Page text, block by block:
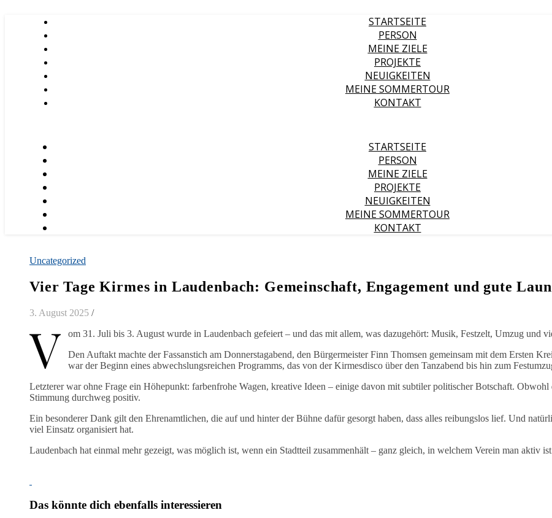
STARTSEITE
PERSON
MEINE ZIELE
PROJEKTE
NEUIGKEITEN
MEINE SOMMERTOUR
KONTAKT
STARTSEITE
PERSON
MEINE ZIELE
PROJEKTE
NEUIGKEITEN
MEINE SOMMERTOUR
KONTAKT
Uncategorized
Vier Tage Kirmes in Laudenbach: Gemeinschaft, Engagement und gute
3. August 2025 /
V
om 31. Juli bis 3. August wurde in Laudenbach gefeiert – und das mit allem, was dazugehört: Musik, Festzelt, Umzug und
Den Auftakt machte der Fassanstich am Donnerstagabend, den Bürgermeister Finn Thomsen gemeinsam mit dem Ersten
war der Beginn eines abwechslungsreichen Programms, das von der Kirmesdisco über den Tanzabend bis hin zum
Letzterer war ohne Frage ein Höhepunkt: farbenfrohe Wagen, kreative Ideen – einige davon mit subtiler politischer Botschaft.
Stimmung durchweg positiv.
Ein besonderer Dank gilt den Ehrenamtlichen, die auf und hinter der Bühne dafür gesorgt haben, dass alles reibungslos lief. Und
viel Einsatz organisiert hat.
Laudenbach hat einmal mehr gezeigt, was möglich ist, wenn ein Stadtteil zusammenhält – ganz gleich, in welchem Verein man aktiv
Das könnte dich ebenfalls interessieren